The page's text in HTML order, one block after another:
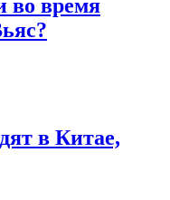
во время
в Китае,